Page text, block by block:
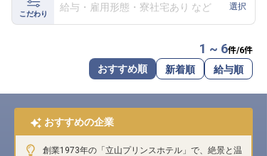
ホテル・宿泊業界情報コラム
転職サポートに申し込む
採用をお考えの企業様へ
こだわり
給与・雇用形態・寮社宅あり など 選択
1 ~ 6件/6件
おすすめ順 新着順 給与順
おすすめの企業
創業1973年の「立山プリンスホテル」で、絶景と温